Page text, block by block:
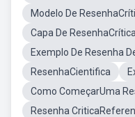
Modelo De
Capa De ResenhaCrítica
Exemplo De Resenha
ResenhaCientifica
Como ComeçarUma
Resenha